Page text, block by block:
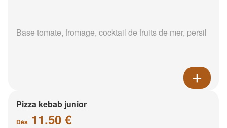
Base tomate, fromage, cocktail de fruits de mer, persil
Pizza kebab junior
Dès 11.50 €